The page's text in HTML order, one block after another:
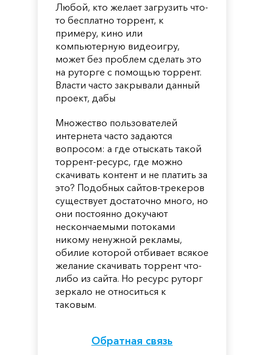
Любой, кто желает загрузить что-
то бесплатно торрент, к
примеру, кино или
компьютерную видеоигру,
может без проблем сделать это
на руторге с помощью торрент.
Власти часто закрывали данный
проект, дабы
Множество пользователей
интернета часто задаются
вопросом: а где отыскать такой
торрент-ресурс, где можно
скачивать контент и не платить за
это? Подобных сайтов-трекеров
существует достаточно много, но
они постоянно докучают
нескончаемыми потоками
никому ненужной рекламы,
обилие которой отбивает всякое
желание скачивать торрент что-
либо из сайта. Но ресурс руторг
зеркало не относиться к
таковым.
Обратная связь